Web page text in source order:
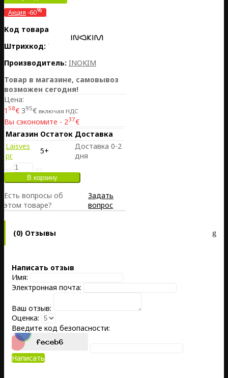
Акция -60%
Код товара:
Штрихкод: 7770001033330
Производитель: INOKIM
Товар в магазине, самовывоз
возможен сегодня!
Цена:
1 58€ 395€ включая НДС
Вы сэкономите - 237€
Магазин Остаток Доставка
Laisves
pr.
5+
Доставка 0-2
дня
Есть вопросы об
этом товаре?
Задать
вопрос
(0) Отзывы
Написать отзыв
Имя:
Электронная почта:
Ваш отзыв:
Оценка:
Введите код безопасности:
Написать